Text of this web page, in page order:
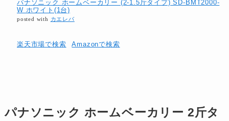
パナソニック ホームベーカリー (2-1.5斤タイプ) SD-BMT2000-
W ホワイト(1台)
posted with カエレバ
楽天市場で検索 Amazonで検索
パナソニック ホームベーカリー 2斤タ